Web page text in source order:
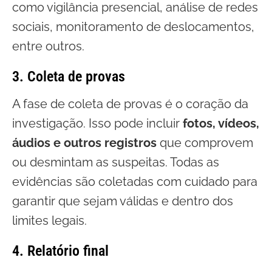
como vigilância presencial, análise de redes
sociais, monitoramento de deslocamentos,
entre outros.
3. Coleta de provas
A fase de coleta de provas é o coração da
investigação. Isso pode incluir fotos, vídeos,
áudios e outros registros que comprovem
ou desmintam as suspeitas. Todas as
evidências são coletadas com cuidado para
garantir que sejam válidas e dentro dos
limites legais.
4. Relatório final